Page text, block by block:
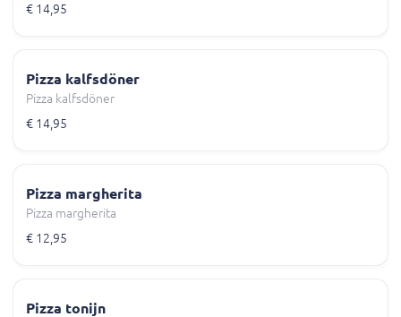
€ 14,95
Pizza kalfsdöner
Pizza kalfsdöner
€ 14,95
Pizza margherita
Pizza margherita
€ 12,95
Pizza tonijn